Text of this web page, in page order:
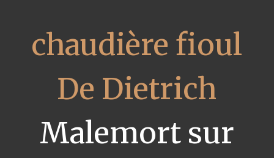
chaudière fioul
De Dietrich
Malemort sur